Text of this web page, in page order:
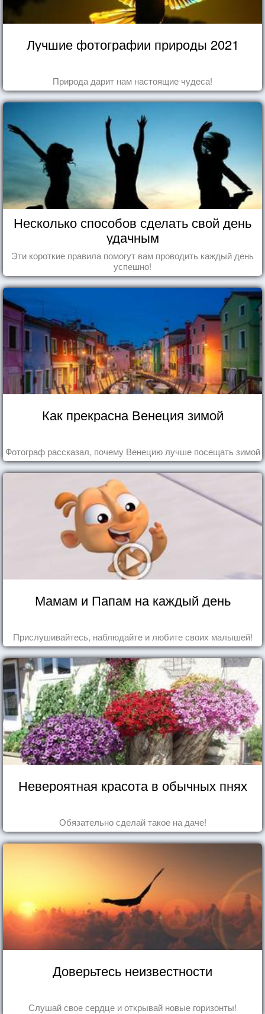
Лучшие фотографии природы 2021
Природа дарит нам настоящие чудеса!
Несколько способов сделать свой день
удачным
Эти короткие правила помогут вам проводить каждый день
успешно!
Как прекрасна Венеция зимой
Фотограф рассказал, почему Венецию лучше посещать зимой
Мамам и Папам на каждый день
Прислушивайтесь, наблюдайте и любите своих малышей!
Невероятная красота в обычных пнях
Обязательно сделай такое на даче!
Доверьтесь неизвестности
Слушай свое сердце и открывай новые горизонты!